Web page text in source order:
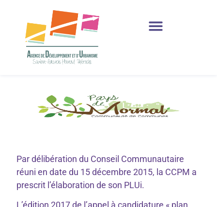
Par délibération du Conseil Communautaire
réuni en date du 15 décembre 2015, la CCPM a
prescrit l’élaboration de son PLUi.